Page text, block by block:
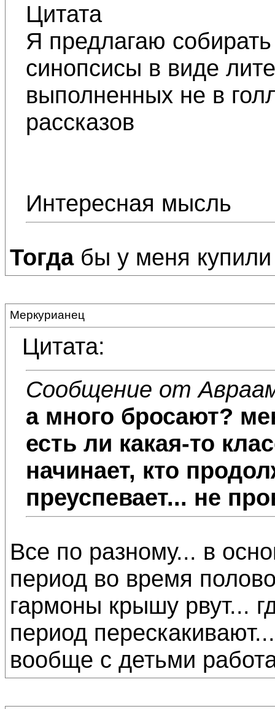
Цитата
Я предлагаю
синопсисы в виде
выполненных не в
рассказов
Интересная мысль
Тогда бы у меня
Меркурианец
Цитата:
Сообщение от
а много бросают?
есть ли какая-то
начинает, кто
преуспевает... не
Все по разному... в
период во время
гармоны крышу рвут...
период
вообще с детьми